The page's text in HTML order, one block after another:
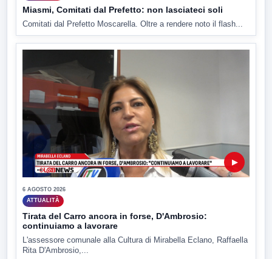
Miasmi, Comitati dal Prefetto: non lasciateci soli
Comitati dal Prefetto Moscarella. Oltre a rendere noto il flash...
▶
6 AGOSTO 2026
ATTUALITÀ
Tirata del Carro ancora in forse, D'Ambrosio:
continuiamo a lavorare
L'assessore comunale alla Cultura di Mirabella Eclano, Raffaella
Rita D'Ambrosio,...